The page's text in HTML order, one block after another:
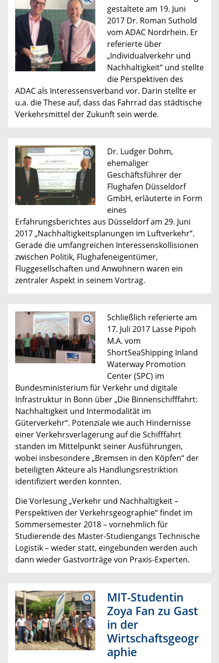
gestaltete am 19. Juni
2017 Dr. Roman Suthold
vom ADAC Nordrhein. Er
referierte über
„Individualverkehr und
Nachhaltigkeit“ und stellte
die Perspektiven des
ADAC als Interessensverband vor. Darin stellte er
u.a. die These auf, dass das Fahrrad das städtische
Verkehrsmittel der Zukunft sein werde.
Dr. Ludger Dohm,
ehemaliger
Geschäftsführer der
Flughafen Düsseldorf
GmbH, erläuterte in Form
eines
Erfahrungsberichtes aus Düsseldorf am 29. Juni
2017 „Nachhaltigkeitsplanungen im Luftverkehr“.
Gerade die umfangreichen Interessenskollisionen
zwischen Politik, Flughafeneigentümer,
Fluggesellschaften und Anwohnern waren ein
zentraler Aspekt in seinem Vortrag.
Schließlich referierte am
17. Juli 2017 Lasse Pipoh
M.A. vom
ShortSeaShipping Inland
Waterway Promotion
Center (SPC) im
Bundesministerium für Verkehr und digitale
Infrastruktur in Bonn über „Die Binnenschifffahrt:
Nachhaltigkeit und Intermodalität im
Güterverkehr“. Potenziale wie auch Hindernisse
einer Verkehrsverlagerung auf die Schifffahrt
standen im Mittelpunkt seiner Ausführungen,
wobei insbesondere „Bremsen in den Köpfen“ der
beteiligten Akteure als Handlungsrestriktion
identifiziert werden konnten.
Die Vorlesung „Verkehr und Nachhaltigkeit –
Perspektiven der Verkehrsgeographie“ findet im
Sommersemester 2018 – vornehmlich für
Studierende des Master-Studiengangs Technische
Logistik – wieder statt, eingebunden werden auch
dann wieder Gastvorträge von Praxis-Experten.
MIT-Studentin
Zoya Fan zu Gast
in der
Wirtschaftsgeogr
aphie